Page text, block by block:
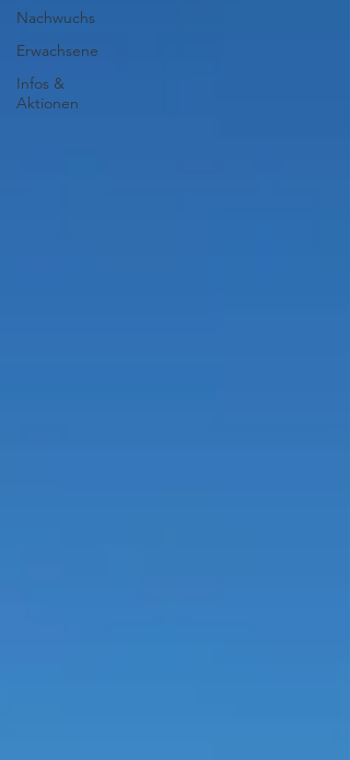
Nachwuchs
Erwachsene
Infos &
Aktionen